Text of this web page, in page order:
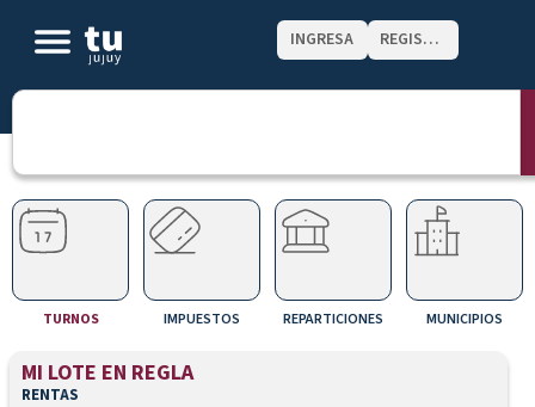
INGRESA REGISTRATE
TURNOS IMPUESTOS REPARTICIONES MUNICIPIOS
MI LOTE EN REGLA
RENTAS